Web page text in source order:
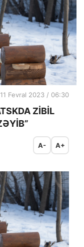
11 Fevral 2023 / 06:30
ZİBİL
A- A+